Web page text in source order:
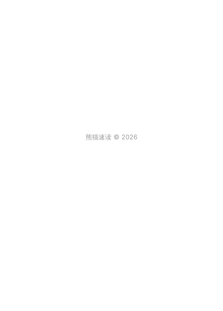
熊猫速读 © 2026